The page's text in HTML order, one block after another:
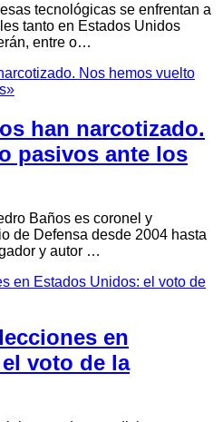
tecnológicas se enfrentan a
tanto en Estados Unidos
entre o…
han narcotizado.
pasivos ante los
Baños es coronel y
de Defensa desde 2004 hasta
y autor …
en
voto de la